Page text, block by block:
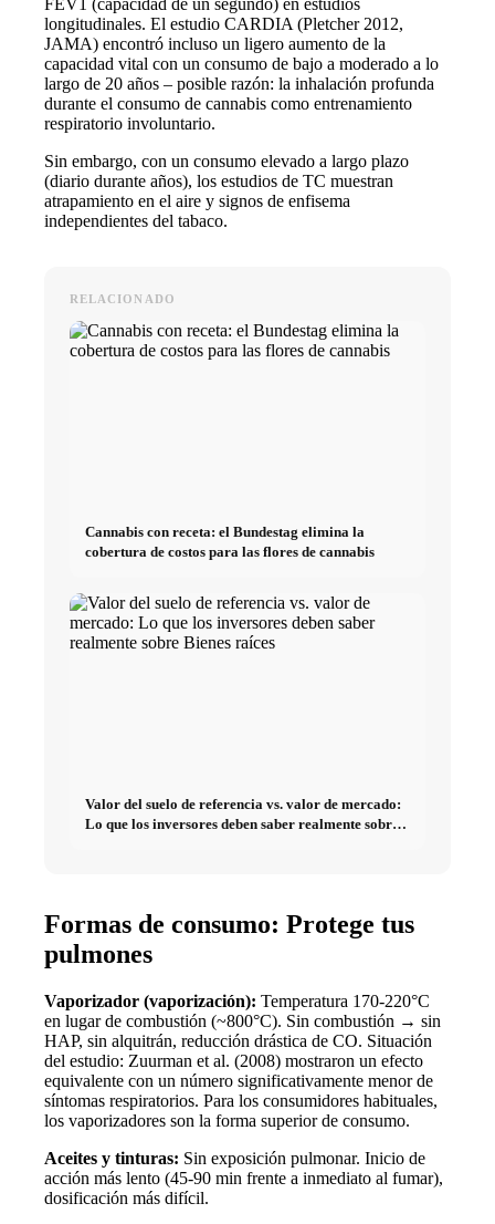
FEV1 (capacidad de un segundo) en estudios
longitudinales. El estudio CARDIA (Pletcher 2012,
JAMA) encontró incluso un ligero aumento de la
capacidad vital con un consumo de bajo a moderado a lo
largo de 20 años – posible razón: la inhalación profunda
durante el consumo de cannabis como entrenamiento
respiratorio involuntario.
Sin embargo, con un consumo elevado a largo plazo
(diario durante años), los estudios de TC muestran
atrapamiento en el aire y signos de enfisema
independientes del tabaco.
RELACIONADO
Cannabis con receta: el Bundestag elimina la
cobertura de costos para las flores de cannabis
Valor del suelo de referencia vs. valor de mercado:
Lo que los inversores deben saber realmente sobre
Formas de consumo: Protege tus
pulmones
Vaporizador (vaporización): Temperatura 170-220°C
en lugar de combustión (~800°C). Sin combustión → sin
HAP, sin alquitrán, reducción drástica de CO. Situación
del estudio: Zuurman et al. (2008) mostraron un efecto
equivalente con un número significativamente menor de
síntomas respiratorios. Para los consumidores habituales,
los vaporizadores son la forma superior de consumo.
Aceites y tinturas: Sin exposición pulmonar. Inicio de
acción más lento (45-90 min frente a inmediato al fumar),
dosificación más difícil.